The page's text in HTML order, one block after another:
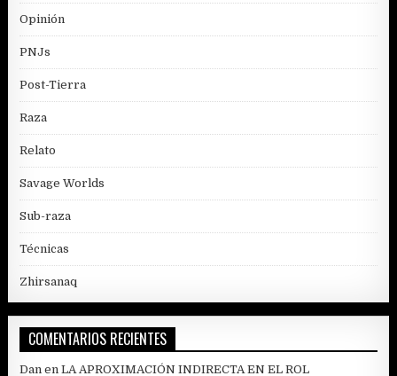
Opinión
PNJs
Post-Tierra
Raza
Relato
Savage Worlds
Sub-raza
Técnicas
Zhirsanaq
COMENTARIOS RECIENTES
Dan enLA APROXIMACIÓN INDIRECTA EN EL ROL